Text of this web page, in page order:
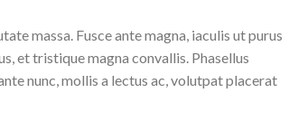
massa. Fusce ante magna, iaculis ut purus
et tristique magna convallis. Phasellus
nunc, mollis a lectus ac, volutpat placerat